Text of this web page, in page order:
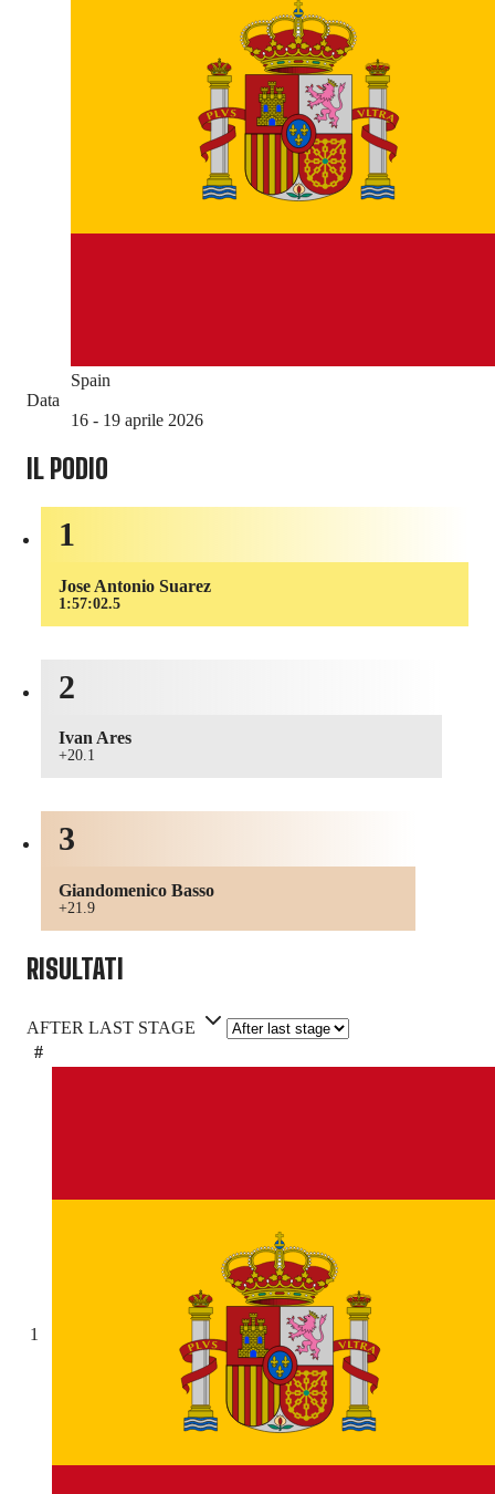
Spain
Data
16 - 19 aprile 2026
IL PODIO
1
Jose Antonio Suarez
1:57:02.5
2
Ivan Ares
+20.1
3
Giandomenico Basso
+21.9
RISULTATI
AFTER LAST STAGE
#
1